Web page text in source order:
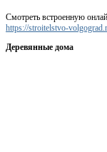
Смотреть встроенную
https://stroitelstvo-
Деревянные дома